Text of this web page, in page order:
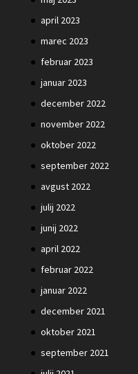
april 2023
marec 2023
februar 2023
januar 2023
december 2022
november 2022
oktober 2022
september 2022
avgust 2022
julij 2022
junij 2022
april 2022
februar 2022
januar 2022
december 2021
oktober 2021
september 2021